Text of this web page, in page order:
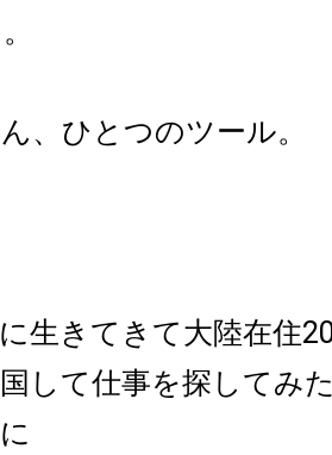
、ひとつのツール。
生きてきて大陸在住
して仕事を探してみ